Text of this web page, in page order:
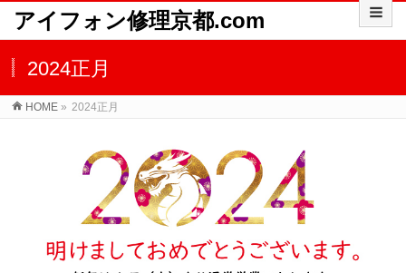
アイフォン修理京都.com
2024正月
HOME » 2024正月